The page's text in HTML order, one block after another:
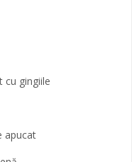
cu gingiile
apucat